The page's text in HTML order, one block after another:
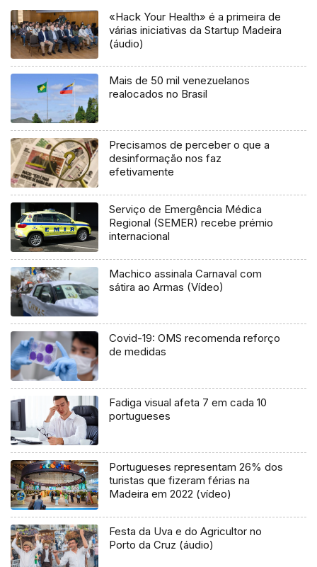
«Hack Your Health» é a primeira de
várias iniciativas da Startup Madeira
(áudio)
Mais de 50 mil venezuelanos
realocados no Brasil
Precisamos de perceber o que a
desinformação nos faz
efetivamente
Serviço de Emergência Médica
Regional (SEMER) recebe prémio
internacional
Machico assinala Carnaval com
sátira ao Armas (Vídeo)
Covid-19: OMS recomenda reforço
de medidas
Fadiga visual afeta 7 em cada 10
portugueses
Portugueses representam 26% dos
turistas que fizeram férias na
Madeira em 2022 (vídeo)
Festa da Uva e do Agricultor no
Porto da Cruz (áudio)